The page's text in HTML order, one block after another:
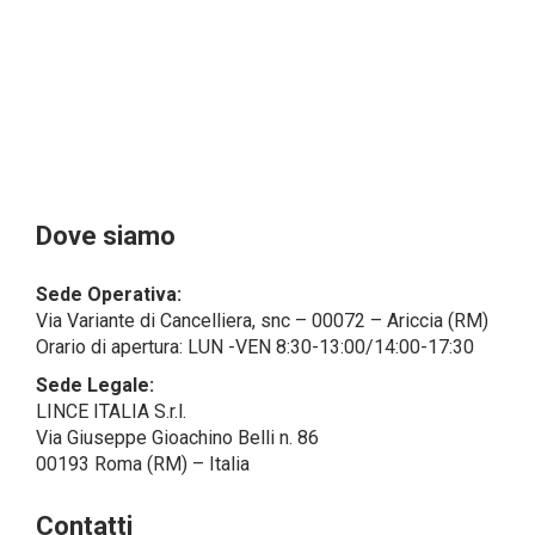
Alcuni segmenti dell’attività richiesta potrebbero
l’espletamento di alcune attività determinate a
società esterne che presentano le garanzie richieste
dal GDPR, abilitandole e a compiere
operazioni determinate per conto di LINCE ITALIA e
conformemente alle istruzioni fornite da
quest’ultima sulla base di specifico accordo per la
gestione dei dati.
• Il trattamento di dati personali si compone di tutte le
Dove siamo
Sede Operativa:
Via Variante di Cancelliera, snc – 00072 – Ariccia (RM)
Orario di apertura: LUN -VEN 8:30-13:00/14:00-17:30
Sede Legale:
LINCE ITALIA S.r.l.
Via Giuseppe Gioachino Belli n. 86
00193 Roma (RM) – Italia
Contatti